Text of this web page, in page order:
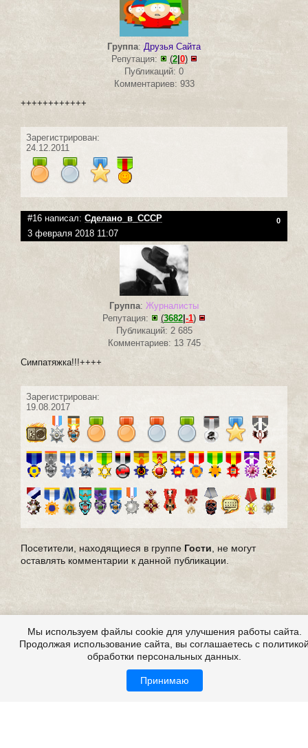
Группа: Друзья Сайта
Репутация:
(2|0)
Публикаций: 0
Комментариев: 933
++++++++++++
Зарегистрирован:
24.12.2011
#16 написал: Сделано_в_СССР 0
3 февраля 2018 11:07
Группа: Журналисты
Репутация:
(3682 -1)
Публикаций: 2 685
Комментариев: 13 745
Симпатяжка!!!++++
Зарегистрирован:
19.08.2017
Посетители, находящиеся в группе Гости , не могут
оставлять комментарии к данной публикации.
Мы используем файлы cookie для улучшения работы сайта.
Продолжая использование сайта, вы соглашаетесь с
обработки персональных данных.
Принимаю